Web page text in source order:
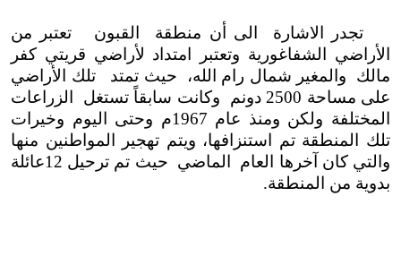
تجدر الاشارة الى أن منطقة القبون تعتبر من
الأراضي الشفاغورية وتعتبر امتداد لأراضي قريتي كفر
مالك والمغير شمال رام الله، حيث تمتد تلك الأراضي
على مساحة 2500 دونم وكانت سابقاً تستغل الزراعات
المختلفة ولكن ومنذ عام 1967م وحتى اليوم وخيرات
تلك المنطقة تم استنزافها، ويتم تهجير المواطنين منها
والتي كان آخرها العام الماضي حيث تم ترحيل 12عائلة
بدوية من المنطقة.